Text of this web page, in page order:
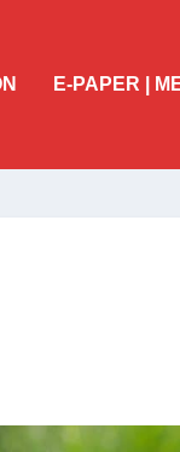
E-PAPER |